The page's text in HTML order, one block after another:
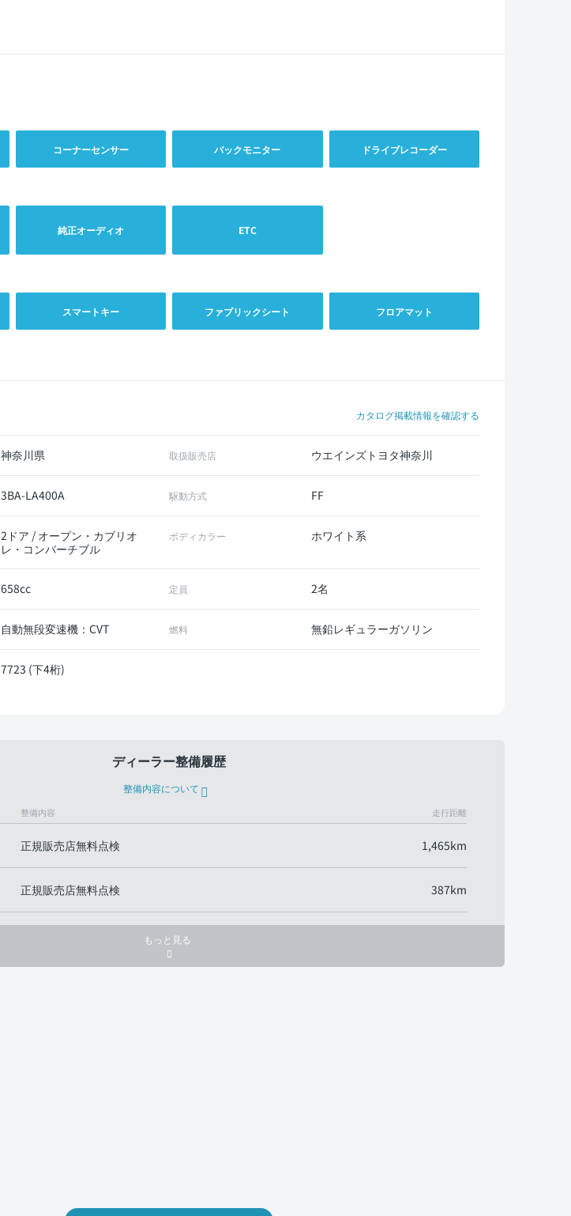
コーナーセンサー バックモニター ドライブレコーダー
純正オーディオ ETC
スマートキー ファブリックシート フロアマット
カタログ掲載情報を確認する
神奈川県 取扱販売店 ウエインズトヨタ神奈川
3BA-LA400A 駆動方式 FF
2ドア / オープン・カブリオ
レ・コンバーチブル
ボディカラー ホワイト系
658cc 定員 2名
自動無段変速機：CVT 燃料 無鉛レギュラーガソリン
7723 (下4桁)
ディーラー整備履歴
整備内容について
整備内容 走行距離
正規販売店無料点検 1,465km
正規販売店無料点検 387km
もっと見る